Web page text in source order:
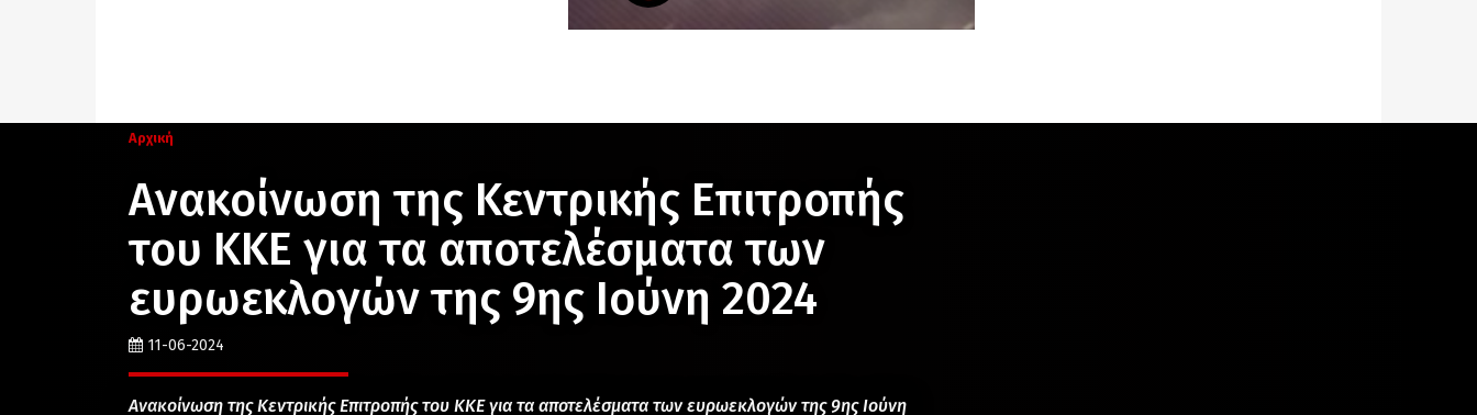
Αρχική
Ανακοίνωση της Κεντρικής Επιτροπής
του ΚΚΕ για τα αποτελέσματα των
ευρωεκλογών της 9ης Ιούνη 2024
11-06-2024
Ανακοίνωση της Κεντρικής Επιτροπής του ΚΚΕ για τα αποτελέσματα των ευρωεκλογών της 9ης Ιούνη